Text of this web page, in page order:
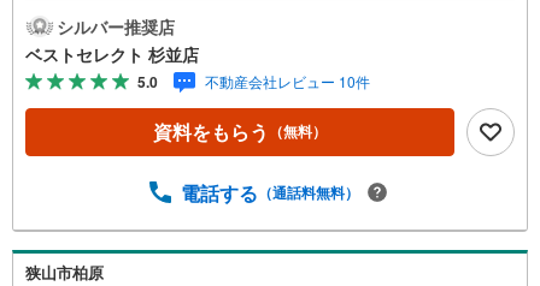
静な住宅地■たっぷりの陽光と開放感に包まれる広々敷地■
「いってらっしゃい」と「おかえりなさい」が聞こえてく
るマイホームで気持ちの良い毎日をスタート！■建築条件無
しのため家族のライフスタイルに合わせたこだわりの邸宅
を建てませんか■その他、建築プラン等お気軽にお問い合わ
せくださいーベストセレクトは創立1985年の売買専門の不
績で提携住宅ローン金利優遇や豊富な物件情報のご提供が
任せ下さい。
シルバー推奨店
ベストセレクト 杉並店
5.0 不動産会社レビュー 10件
資料をもらう （無料）
電話する （通話料無料）
狭山市柏原